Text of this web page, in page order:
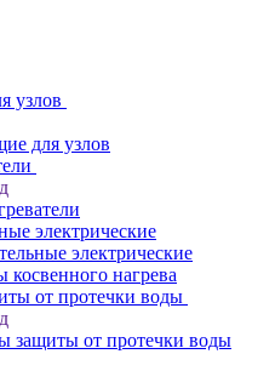
узлов
для узлов
электрические
электрические
косвенного нагрева
от протечки воды
защиты от протечки воды